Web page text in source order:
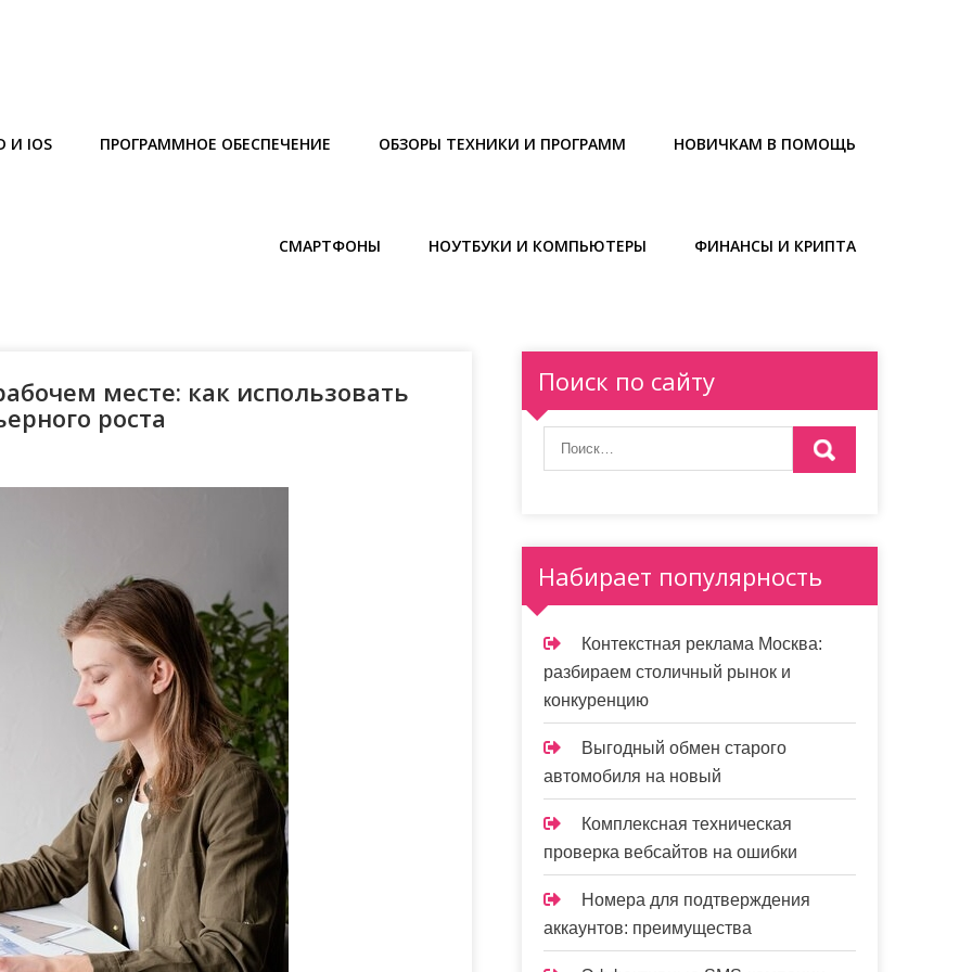
И IOS ПРОГРАММНОЕ ОБЕСПЕЧЕНИЕ ОБЗОРЫ ТЕХНИКИ И ПРОГРАММ НОВИЧКАМ В ПОМОЩЬ
СМАРТФОНЫ НОУТБУКИ И КОМПЬЮТЕРЫ ФИНАНСЫ И КРИПТА
месте: как использовать
роста
Поиск по сайту
Набирает популярность
Контекстная реклама Москва:
разбираем столичный рынок и
конкуренцию
Выгодный обмен старого
автомобиля на новый
Комплексная техническая
проверка вебсайтов на ошибки
Номера для подтверждения
аккаунтов: преимущества